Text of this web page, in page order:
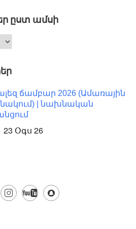
ըստ ամսի
ճամբար 2026 (Ամառային
| նախնական
23 Օգս 26